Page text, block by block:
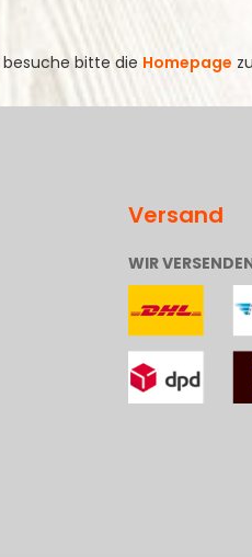
bitte die Homepage
Versand
WIR